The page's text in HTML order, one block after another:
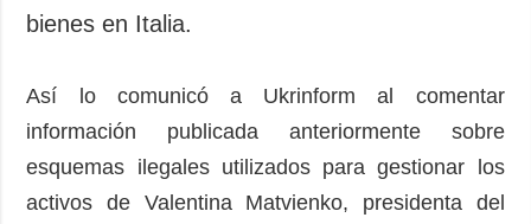
bienes en Italia.
Así lo comunicó a Ukrinform al comentar
información publicada anteriormente sobre
esquemas ilegales utilizados para gestionar los
activos de Valentina Matvienko, presidenta del